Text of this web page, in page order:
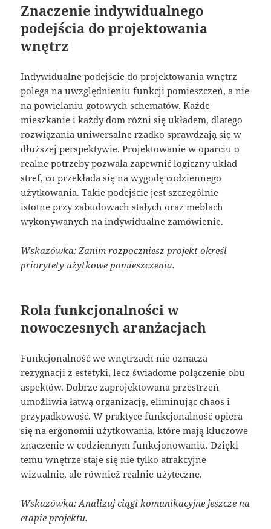
Znaczenie indywidualnego
podejścia do projektowania
wnętrz
Indywidualne podejście do projektowania wnętrz
polega na uwzględnieniu funkcji pomieszczeń, a nie
na powielaniu gotowych schematów. Każde
mieszkanie i każdy dom różni się układem, dlatego
rozwiązania uniwersalne rzadko sprawdzają się w
dłuższej perspektywie. Projektowanie w oparciu o
realne potrzeby pozwala zapewnić logiczny układ
stref, co przekłada się na wygodę codziennego
użytkowania. Takie podejście jest szczególnie
istotne przy zabudowach stałych oraz meblach
wykonywanych na indywidualne zamówienie.
Wskazówka: Zanim rozpoczniesz projekt określ
priorytety użytkowe pomieszczenia.
Rola funkcjonalności w
nowoczesnych aranżacjach
Funkcjonalność we wnętrzach nie oznacza
rezygnacji z estetyki, lecz świadome połączenie obu
aspektów. Dobrze zaprojektowana przestrzeń
umożliwia łatwą organizację, eliminując chaos i
przypadkowość. W praktyce funkcjonalność opiera
się na ergonomii użytkowania, które mają kluczowe
znaczenie w codziennym funkcjonowaniu. Dzięki
temu wnętrze staje się nie tylko atrakcyjne
wizualnie, ale również realnie użyteczne.
Wskazówka: Analizuj ciągi komunikacyjne jeszcze na
etapie projektu.